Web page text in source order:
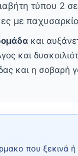
τύπου 2
με
και
και
και η
που